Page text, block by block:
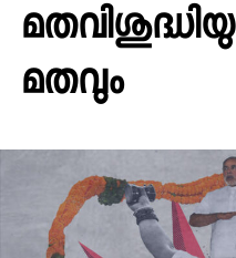
മതവും